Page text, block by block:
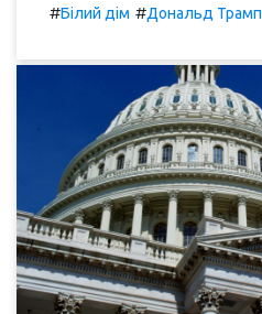
#Білий дім #Дональд Трамп